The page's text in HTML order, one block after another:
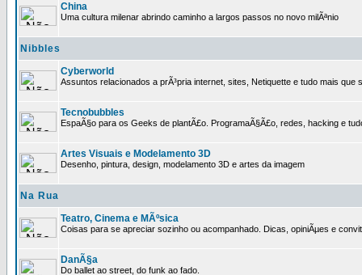
China
Uma cultura milenar abrindo caminho a largos passos no novo milÃªnio
Nibbles
Cyberworld
Assuntos relacionados a prÃ³pria internet, sites, Netiquette e tudo mais que
Tecnobubbles
EspaÃ§o para os Geeks de plantÃ£o. ProgramaÃ§Ã£o, redes, hacking e
Artes Visuais e Modelamento 3D
Desenho, pintura, design, modelamento 3D e artes da imagem
Na Rua
Teatro, Cinema e MÃºsica
Coisas para se apreciar sozinho ou acompanhado. Dicas, opiniÃµes e
DanÃ§a
Do ballet ao street, do funk ao fado.